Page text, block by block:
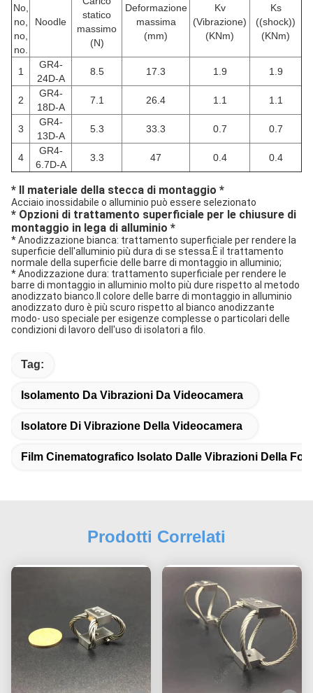
No,
no,
no,
no.
Noodle
statico
massimo
(N)
Deformazione
massima
(mm)
Kv
(Vibrazione)
(KNm)
Ks
((shock))
(KNm)
1
GR4-
24D-A
8.5 17.3 1.9 1.9
2
GR4-
18D-A
7.1 26.4 1.1 1.1
3
GR4-
13D-A
5.3 33.3 0.7 0.7
4
GR4-
6.7D-A
3.3 47 0.4 0.4
* Il materiale della stecca di montaggio *
Acciaio inossidabile o alluminio può essere selezionato
* Opzioni di trattamento superficiale per le chiusure di
montaggio in lega di alluminio *
* Anodizzazione bianca: trattamento superficiale per rendere la
superficie dell'alluminio più dura di se stessa.È il trattamento
normale della superficie delle barre di montaggio in alluminio;
* Anodizzazione dura: trattamento superficiale per rendere le
barre di montaggio in alluminio molto più dure rispetto al metodo
anodizzato bianco.Il colore delle barre di montaggio in alluminio
anodizzato duro è più scuro rispetto al bianco anodizzante
modo- uso speciale per esigenze complesse o particolari delle
condizioni di lavoro dell'uso di isolatori a filo.
Tag:
Isolamento Da Vibrazioni Da Videocamera
Isolatore Di Vibrazione Della Videocamera
Film Cinematografico Isolato Dalle Vibrazioni Della
Prodotti Correlati